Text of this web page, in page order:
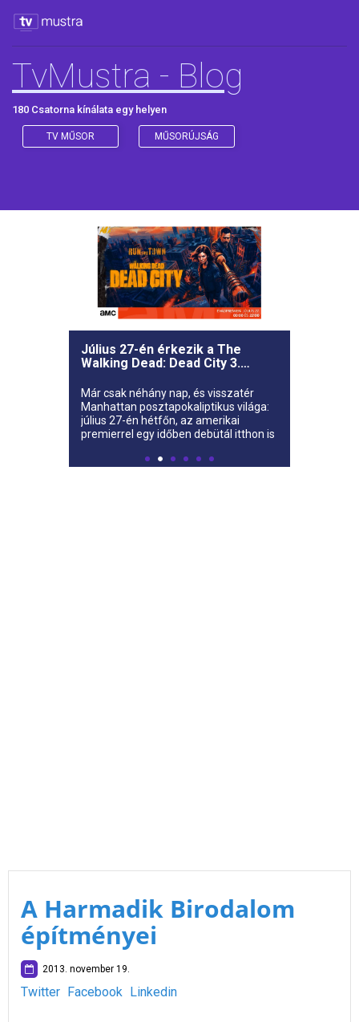
TvMustra - Blog
180 Csatorna kínálata egy helyen
TV MŰSOR MŰSORÚJSÁG
Július 27-én érkezik a The
Walking Dead: Dead City 3.
Már csak néhány nap, és visszatér
Manhattan posztapokaliptikus világa:
július 27-én hétfőn, az amerikai
premierrel egy időben debütál itthon is
City harmadik évada.
A Harmadik Birodalom
építményei
2013. november 19.
Twitter Facebook Linkedin